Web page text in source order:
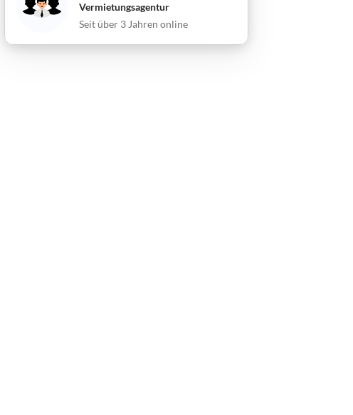
Vermietungsagentur
Seit über 3 Jahren online